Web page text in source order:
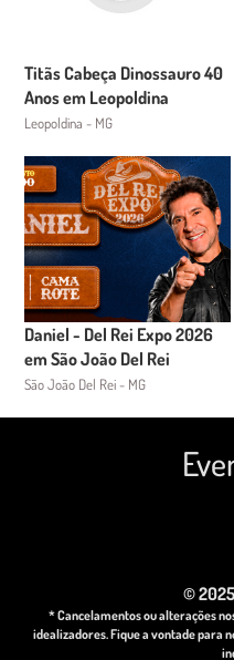
Titãs Cabeça Dinossauro 40
Anos em Leopoldina
Leopoldina - MG
Daniel - Del Rei Expo 2026
em São João Del Rei
São João Del Rei - MG
©
* Cancelamentos ou alterações
idealizadores. Fique a vontade para